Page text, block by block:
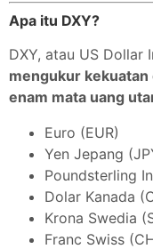
Apa itu DXY?
DXY, atau US Dollar
mengukur
enam mata uang
Euro (EUR)
Yen Jepang
Poundsterling
Dolar Kanada
Krona Swedia
Franc Swiss